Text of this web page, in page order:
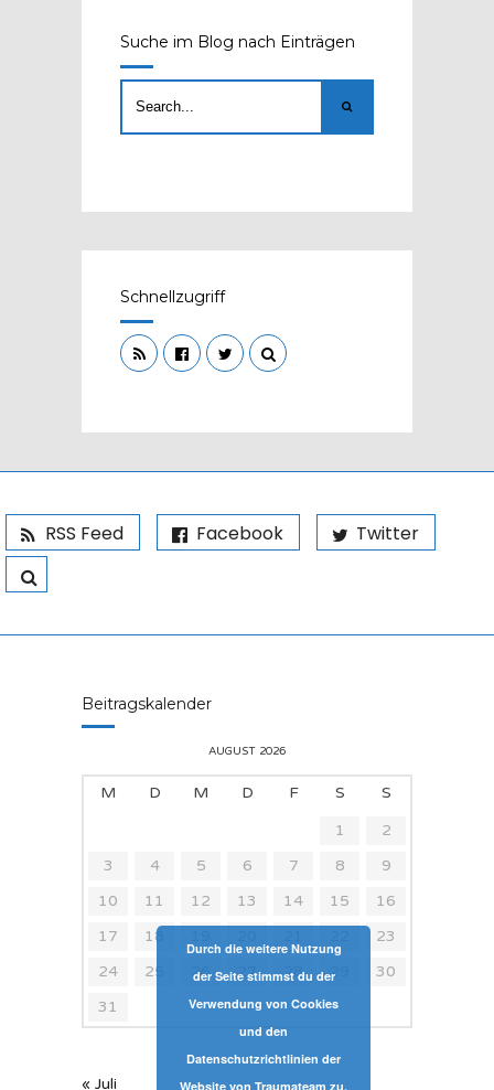
Suche im Blog nach Einträgen
Schnellzugriff
RSS Feed Facebook Twitter
Beitragskalender
AUGUST 2026
M D M D F S
S
1
2
3
4 5 6 7 8
9
10
11 12 13 14 15
16
17
18
23
24
25 26 27 28 29
30
31
« Juli
Durch die weitere Nutzung
der Seite stimmst du der
Verwendung von Cookies
und den
Datenschutzrichtlinien der
Website von Traumateam zu.